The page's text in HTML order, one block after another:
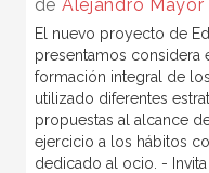
de Alejandro Mayor
El nuevo proyecto de
presentamos considera
formación integral de
utilizado diferentes
propuestas al alcance
ejercicio a los hábitos
dedicado al ocio. -